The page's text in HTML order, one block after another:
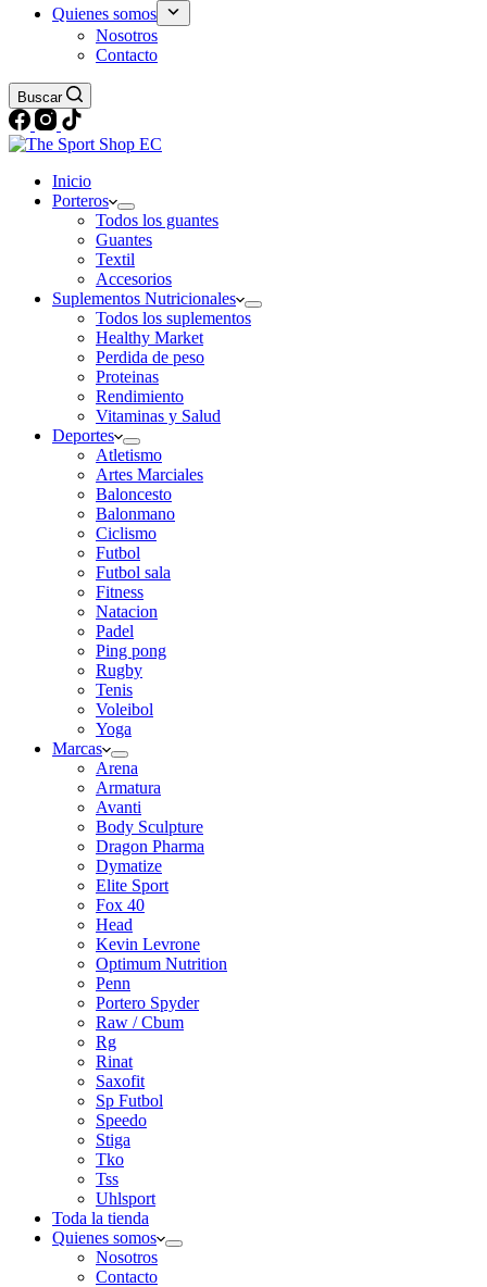
Quienes somos
Nosotros
Contacto
Buscar
Inicio
Porteros
Todos los guantes
Guantes
Textil
Accesorios
Suplementos Nutricionales
Todos los suplementos
Healthy Market
Perdida de peso
Proteinas
Rendimiento
Vitaminas y Salud
Deportes
Atletismo
Artes Marciales
Baloncesto
Balonmano
Ciclismo
Futbol
Futbol sala
Fitness
Natacion
Padel
Ping pong
Rugby
Tenis
Voleibol
Yoga
Marcas
Arena
Armatura
Avanti
Body Sculpture
Dragon Pharma
Dymatize
Elite Sport
Fox 40
Head
Kevin Levrone
Optimum Nutrition
Penn
Portero Spyder
Raw / Cbum
Rg
Rinat
Saxofit
Sp Futbol
Speedo
Stiga
Tko
Tss
Uhlsport
Toda la tienda
Quienes somos
Nosotros
Contacto